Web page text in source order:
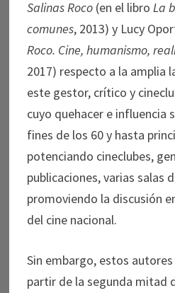
Salinas Roco(en el libro La
comunes, 2013) y Lucy
Roco. Cine, humanismo,
2017) respecto a la amplia
este gestor, crítico y
cuyo quehacer e influencia
fines de los 60 y hasta
potenciando cineclubes,
publicaciones, varias salas
promoviendo la discusión
del cine nacional.
Sin embargo, estos
partir de la segunda mitad